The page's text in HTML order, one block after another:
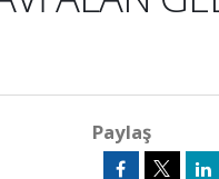
Paylaş